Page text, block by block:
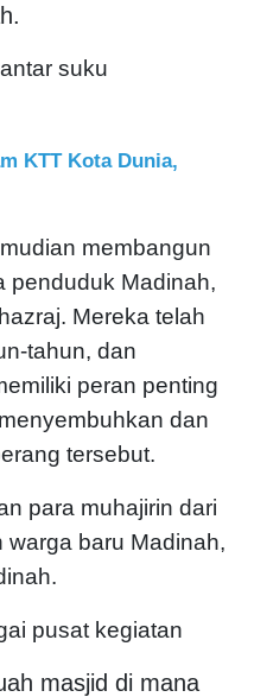
suku
KTT Kota Dunia,
membangun
penduduk Madinah,
Mereka telah
tahun, dan
peran penting
dan
tersebut.
para muhajirin dari
baru Madinah,
pusat kegiatan
masjid di mana